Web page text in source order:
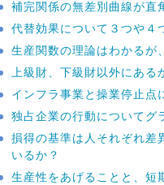
補完関係の無差別曲線が直
代替効果について３つや４
生産関数の理論はわかるが
上級財、下級財以外にある
インフラ事業と操業停止点
独占企業の行動についてグ
損得の基準は人それぞれ差
いるか？
生産性をあげることと、短